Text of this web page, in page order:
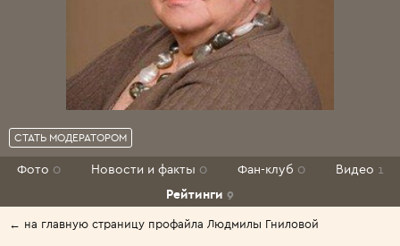
СТАТЬ МОДЕРАТОРОМ
Фото 0 Новости и факты 0 Фан-клуб 0 Видео 1
Рейтинги 9
← на главную страницу профайла Людмилы Гниловой